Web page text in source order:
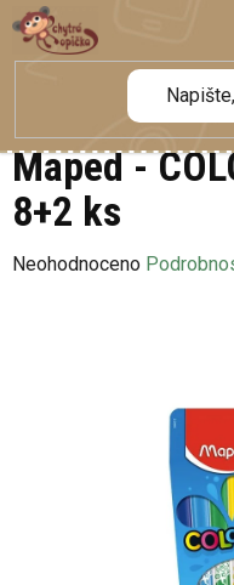
Přejít
na
obsah
Maped -
8+2 ks
Průměrné
Neohodnoceno